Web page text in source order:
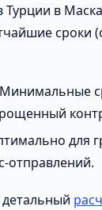
в
сроки
Минимальные
для
отправлений.
детальный